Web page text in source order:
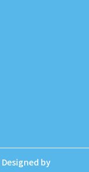
Designed by